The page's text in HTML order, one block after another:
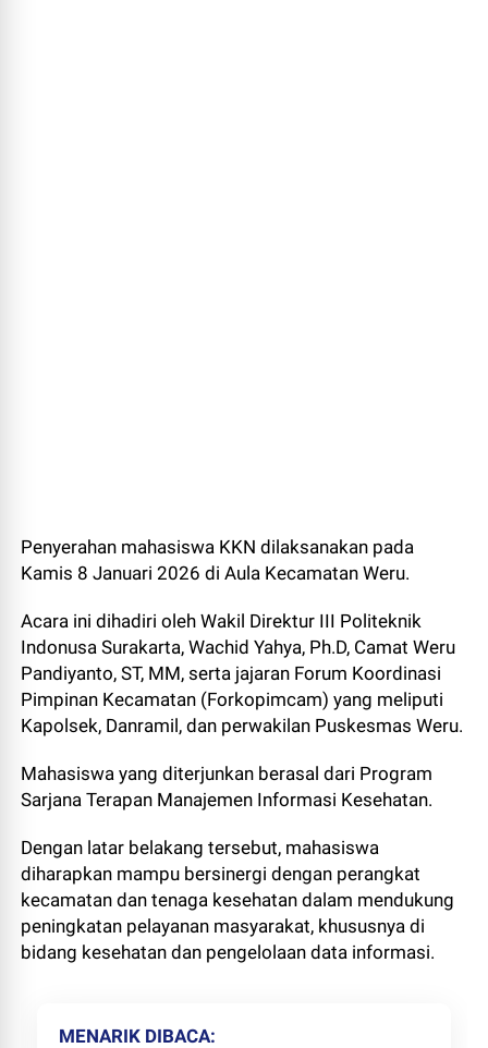
Penyerahan mahasiswa KKN dilaksanakan pada
Kamis 8 Januari 2026 di Aula Kecamatan Weru.
Acara ini dihadiri oleh Wakil Direktur III Politeknik
Indonusa Surakarta, Wachid Yahya, Ph.D, Camat Weru
Pandiyanto, ST, MM, serta jajaran Forum Koordinasi
Pimpinan Kecamatan (Forkopimcam) yang meliputi
Kapolsek, Danramil, dan perwakilan Puskesmas Weru.
Mahasiswa yang diterjunkan berasal dari Program
Sarjana Terapan Manajemen Informasi Kesehatan.
Dengan latar belakang tersebut, mahasiswa
diharapkan mampu bersinergi dengan perangkat
kecamatan dan tenaga kesehatan dalam mendukung
peningkatan pelayanan masyarakat, khususnya di
bidang kesehatan dan pengelolaan data informasi.
MENARIK DIBACA